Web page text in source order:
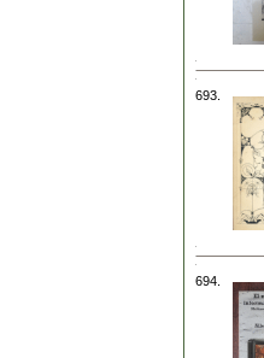
693.
694.